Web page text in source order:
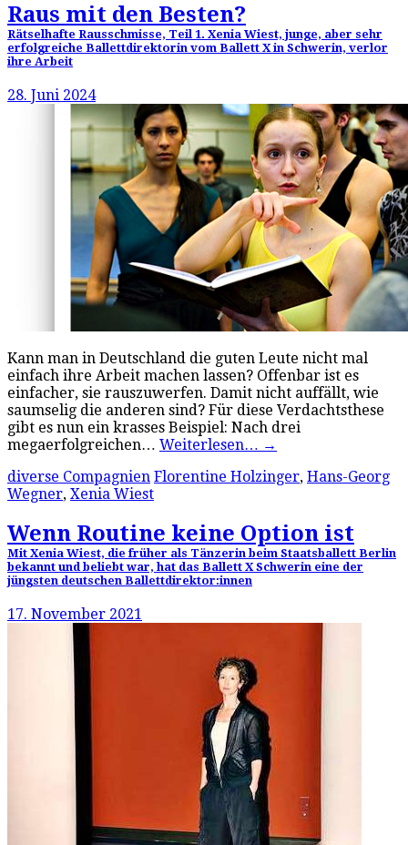
Raus mit den Besten?
Rätselhafte Rausschmisse, Teil 1. Xenia Wiest, junge, aber sehr
erfolgreiche Ballettdirektorin vom Ballett X in Schwerin, verlor
ihre Arbeit
28. Juni 2024
Kann man in Deutschland die guten Leute nicht mal
einfach ihre Arbeit machen lassen? Offenbar ist es
einfacher, sie rauszuwerfen. Damit nicht auffällt, wie
saumselig die anderen sind? Für diese Verdachtsthese
gibt es nun ein krasses Beispiel: Nach drei
megaerfolgreichen… Weiterlesen… →
diverse Compagnien Florentine Holzinger, Hans-Georg
Wegner, Xenia Wiest
Wenn Routine keine Option ist
Mit Xenia Wiest, die früher als Tänzerin beim Staatsballett Berlin
bekannt und beliebt war, hat das Ballett X Schwerin eine der
jüngsten deutschen Ballettdirektor:innen
17. November 2021